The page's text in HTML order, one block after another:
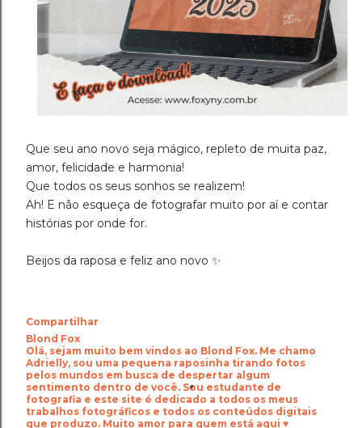
Que seu ano novo seja mágico, repleto de muita paz,
amor, felicidade e harmonia!
Que todos os seus sonhos se realizem!
Ah! E não esqueça de fotografar muito por aí e contar
histórias por onde for.
Beijos da raposa e feliz ano novo ✨
Compartilhar
Blond Fox
Olá, sejam muito bem vindos ao Blond Fox. Me chamo
Adrielly, sou uma pequena raposinha tirando fotos
pelos mundos em busca de despertar algum
sentimento dentro de você. Sou estudante de
fotografia e este site é dedicado a todos os meus
trabalhos fotográficos e todos os conteúdos digitais
que produzo. Muito amor para quem está aqui ♥